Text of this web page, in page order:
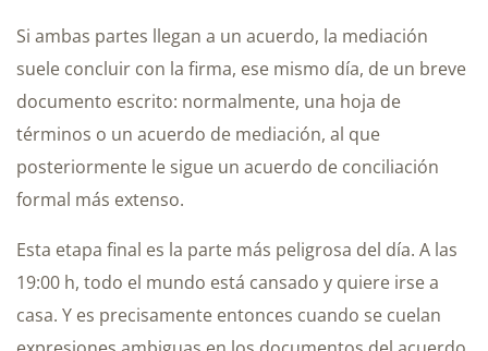
Si ambas partes llegan a un acuerdo, la mediación
suele concluir con la firma, ese mismo día, de un breve
documento escrito: normalmente, una hoja de
términos o un acuerdo de mediación, al que
posteriormente le sigue un acuerdo de conciliación
formal más extenso.
Esta etapa final es la parte más peligrosa del día. A las
19:00 h, todo el mundo está cansado y quiere irse a
casa. Y es precisamente entonces cuando se cuelan